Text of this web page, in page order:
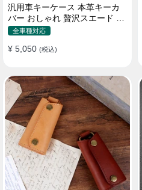
汎用車キーケース 本革キーカ
バー おしゃれ 贅沢スエード 格
好良いデザイン
全車種対応
¥ 5,050 (税込)